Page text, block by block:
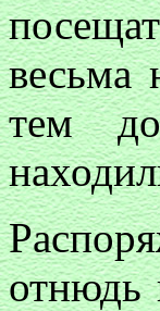
весьма
тем
отнюдь